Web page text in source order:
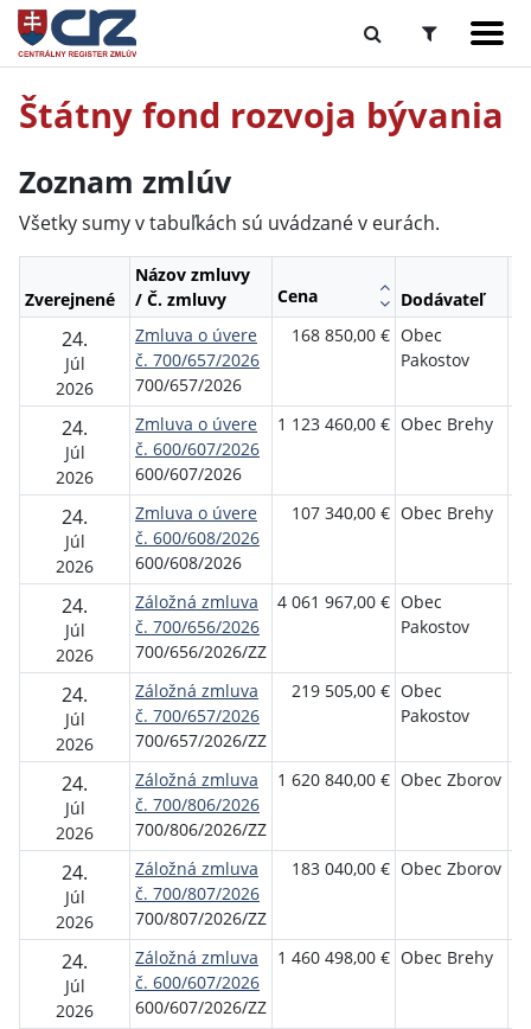
Štátny fond rozvoja bývania
Zoznam zmlúv
Všetky sumy v tabuľkách sú uvádzané v eurách.
Zverejnené
Názov zmluvy
/ Č. zmluvy
Cena Dodávateľ
24.
Júl
2026
Zmluva o úvere
č. 700/657/2026
700/657/2026
168 850,00 € Obec
Pakostov
24.
Júl
2026
Zmluva o úvere
č. 600/607/2026
600/607/2026
1 123 460,00 € Obec Brehy
24.
Júl
2026
Zmluva o úvere
č. 600/608/2026
600/608/2026
107 340,00 € Obec Brehy
24.
Júl
2026
Záložná zmluva
č. 700/656/2026
700/656/2026/ZZ
4 061 967,00 € Obec
Pakostov
24.
Júl
2026
Záložná zmluva
č. 700/657/2026
700/657/2026/ZZ
219 505,00 € Obec
Pakostov
24.
Júl
2026
Záložná zmluva
č. 700/806/2026
700/806/2026/ZZ
1 620 840,00 € Obec Zborov
24.
Júl
2026
Záložná zmluva
č. 700/807/2026
700/807/2026/ZZ
183 040,00 € Obec Zborov
24.
Júl
2026
Záložná zmluva
č. 600/607/2026
600/607/2026/ZZ
1 460 498,00 € Obec Brehy